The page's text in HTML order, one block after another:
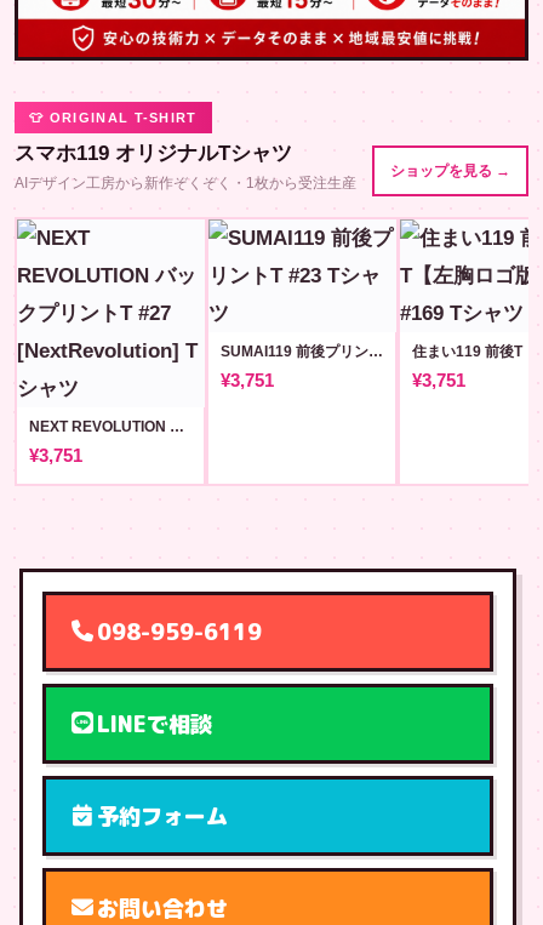
👕 ORIGINAL T-SHIRT
スマホ119 オリジナルTシャツ
AIデザイン工房から新作ぞくぞく・1枚から受注生産
ショップを見る →
NEXT REVOLUTION バックプリントT #27 [NextRevolution]
¥3,751
SUMAI119 前後プリントT #23
¥3,751 ¥3,751
098-959-6119
LINEで相談
予約フォーム
お問い合わせ